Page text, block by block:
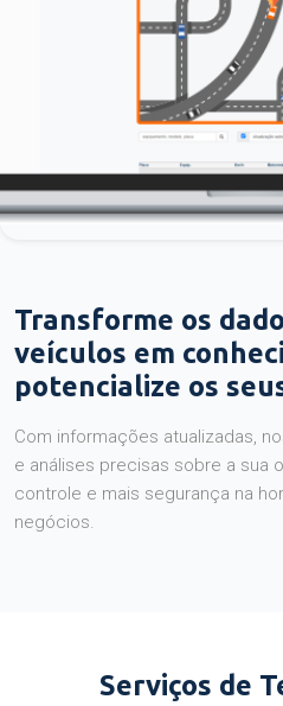
Transforme os
veículos em
potencialize os
Com informações atualizadas,
e análises precisas sobre a sua
controle e mais segurança na
negócios.
Serviços de